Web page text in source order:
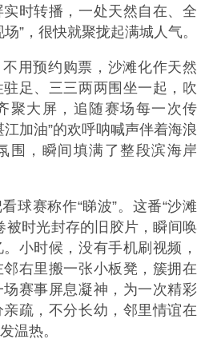
时转播，一处天然自在、全
”，很快就聚拢起满城人气。
用预约购票，沙滩化作天然
足、三三两两围坐一起，吹
聚大屏，追随赛场每一次传
加油”的欢呼呐喊声伴着海浪
围，瞬间填满了整段滨海岸
球赛称作“睇波”。这番“沙滩
被时光封存的旧胶片，瞬间唤
小时候，没有手机刷视频，
右里搬一张小板凳，簇拥在
赛事屏息凝神，为一次精彩
疏，不分长幼，邻里情谊在
温热。